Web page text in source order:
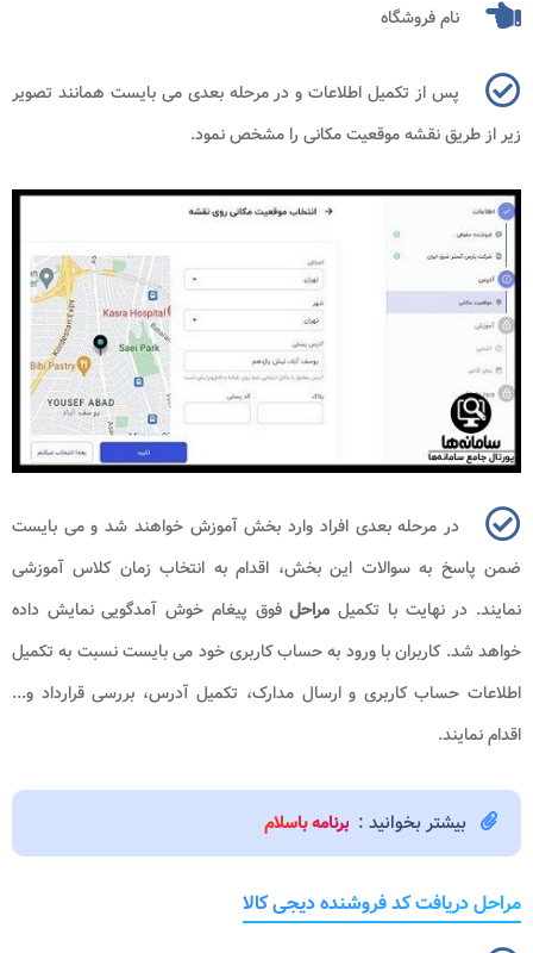
نام فروشگاه
پس از تکمیل اطلاعات و در مرحله بعدی می بایست همانند تصویر
زیر از طریق نقشه موقعیت مکانی را مشخص نمود.
در مرحله بعدی افراد وارد بخش آموزش خواهند شد و می بایست
ضمن پاسخ به سوالات این بخش، اقدام به انتخاب زمان کلاس آموزشی
نمایند. در نهایت با تکمیل مراحلفوق پیغام خوش آمدگویی نمایش داده
خواهد شد. کاربران با ورود به حساب کاربری خود می بایست نسبت به تکمیل
اطلاعات حساب کاربری و ارسال مدارک، تکمیل آدرس، بررسی قرارداد و...
اقدام نمایند.
بیشتر بخوانید : برنامه باسلام
مراحل دریافت کد فروشنده دیجی کالا